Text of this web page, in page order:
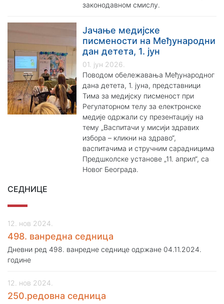
законодавном смислу.
Јачање медијске
писмености на Међународни
дан детета, 1. јун
01. јун 2026.
Поводом обележавања Међународног
дана детета, 1. јуна, представници
Тима за медијску писменост при
Регулаторном телу за електронске
медије одржали су презентацију на
тему „Васпитачи у мисији здравих
избора – кликни на здраво“,
васпитачима и стручним сарадницима
Предшколске установе „11. април“, са
Новог Београда.
СЕДНИЦЕ
12. нов 2024.
498. ванредна седница
Дневни ред 498. ванредне седнице одржане 04.11.2024.
године
12. нов 2024.
250.редовна седница